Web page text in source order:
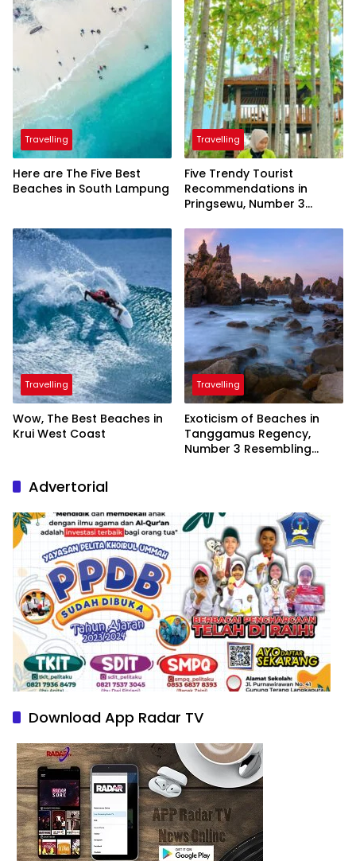
Travelling
Here are The Five Best
Beaches in South Lampung
Travelling
Five Trendy Tourist
Recommendations in
Pringsewu, Number 3
President
Travelling
Wow, The Best Beaches in
Krui West Coast
Travelling
Exoticism of Beaches in
Tanggamus Regency,
Number 3 Resembling
Advertorial
Download App Radar TV